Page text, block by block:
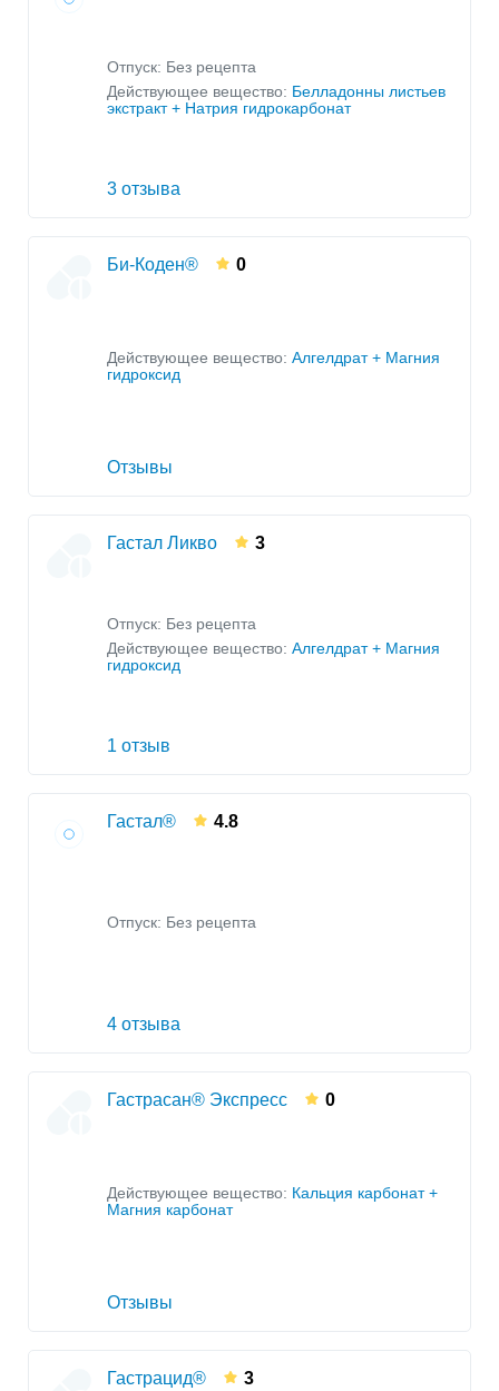
Отпуск: Без рецепта
Действующее вещество: Белладонны листьев
экстракт + Натрия гидрокарбонат
3 отзыва
Би-Коден® 0
Действующее вещество: Алгелдрат + Магния
гидроксид
Отзывы
Гастал Ликво 3
Отпуск: Без рецепта
Действующее вещество: Алгелдрат + Магния
гидроксид
1 отзыв
Гастал® 4.8
Отпуск: Без рецепта
4 отзыва
Гастрасан® Экспресс 0
Действующее вещество: Кальция карбонат +
Магния карбонат
Отзывы
Гастрацид® 3